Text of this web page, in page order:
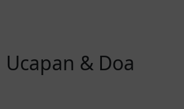
Ucapan & Doa